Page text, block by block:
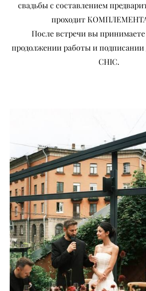
свадьбы с составлением
проходит
После встречи вы
продолжении работы и подписании
CHIC.